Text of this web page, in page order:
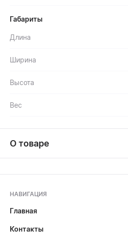
Габариты
Длина
Ширина
Высота
Вес
О товаре
НАВИГАЦИЯ
Главная
Контакты